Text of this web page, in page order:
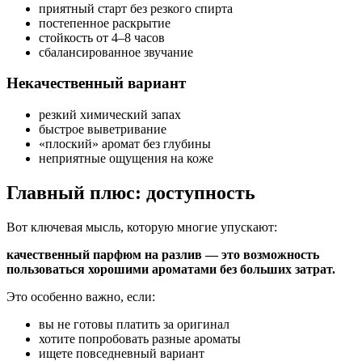
приятный старт без резкого спирта
постепенное раскрытие
стойкость от 4–8 часов
сбалансированное звучание
Некачественный вариант
резкий химический запах
быстрое выветривание
«плоский» аромат без глубины
неприятные ощущения на коже
Главный плюс: доступность
Вот ключевая мысль, которую многие упускают:
качественный парфюм на разлив — это возможность
пользоваться хорошими ароматами без больших затрат.
Это особенно важно, если:
вы не готовы платить за оригинал
хотите попробовать разные ароматы
ищете повседневный вариант